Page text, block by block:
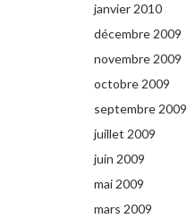
janvier 2010
décembre 2009
novembre 2009
octobre 2009
septembre 2009
juillet 2009
juin 2009
mai 2009
mars 2009